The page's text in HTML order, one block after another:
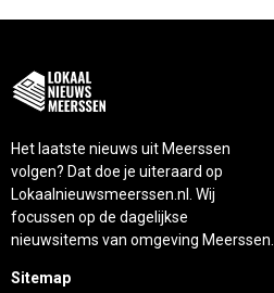
Het laatste nieuws uit Meerssen
volgen? Dat doe je uiteraard op
Lokaalnieuwsmeerssen.nl. Wij
focussen op de dagelijkse
nieuwsitems van omgeving Meerssen.
Sitemap